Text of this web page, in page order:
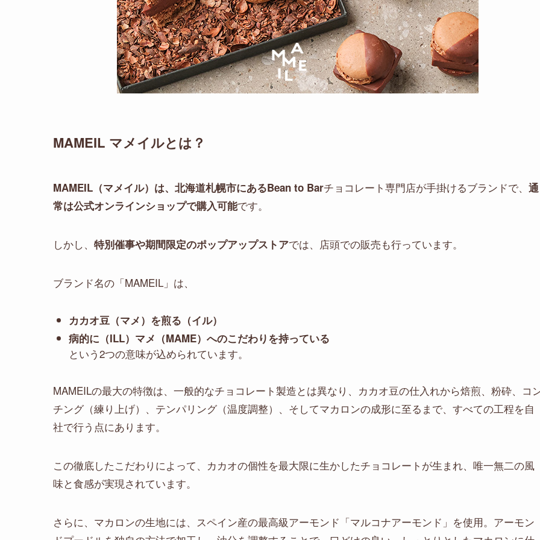
MAMEIL マメイルとは？
MAMEIL（マメイル） は、北海道札幌市にあるBean to Barチョコレート専門店が手掛けるブランドで、 通
常は公式オンラインショップで購入可能です。
しかし、 特別催事や期間限定のポップアップストアでは、店頭での販売も行っています。
ブランド名の「MAMEIL」は、
カカオ豆（マメ）を煎る（イル）
病的に（ILL）マメ（MAME）へのこだわりを持っている
という2つの意味が込められています。
MAMEILの最大の特徴は、一般的なチョコレート製造とは異なり、カカオ豆の仕入れから焙煎、粉砕、コ
チング（練り上げ）、テンパリング（温度調整）、そしてマカロンの成形に至るまで、すべての工程を自
社で行う点にあります。
この徹底したこだわりによって、カカオの個性を最大限に生かしたチョコレートが生まれ、唯一無二の風
味と食感が実現されています。
さらに、マカロンの生地には、スペイン産の最高級アーモンド「マルコナアーモンド」を使用。アーモン